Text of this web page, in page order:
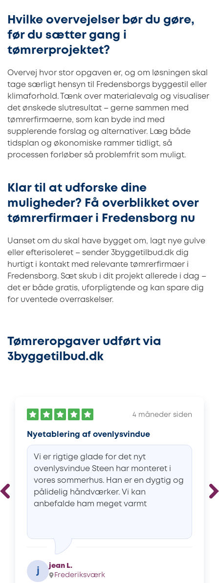
Hvilke overvejelser bør du gøre,
før du sætter gang i
tømrerprojektet?
Overvej hvor stor opgaven er, og om løsningen skal
tage særligt hensyn til Fredensborgs byggestil eller
klimaforhold. Tænk over materialevalg og visualiser
det ønskede slutresultat – gerne sammen med
tømrerfirmaerne, som kan byde ind med
supplerende forslag og alternativer. Læg både
tidsplan og økonomiske rammer tidligt, så
processen forløber så problemfrit som muligt.
Klar til at udforske dine
muligheder? Få overblikket over
tømrerfirmaer i Fredensborg nu
Uanset om du skal have bygget om, lagt nye gulve
eller efterisoleret – sender 3byggetilbud.dk dig
hurtigt i kontakt med relevante tømrerfirmaer i
Fredensborg. Sæt skub i dit projekt allerede i dag –
det er både gratis, uforpligtende og kan spare dig
for uventede overraskelser.
Tømreropgaver udført via
3byggetilbud.dk
4 måneder siden
Nyetablering af ovenlysvindue
Vi er rigtige glade for det nyt
ovenlysvindue Steen har monteret i
vores sommerhus. Han er en dygtig og
pålidelig håndværker. Vi kan
anbefalde ham meget varmt
j
jean L.
Frederiksværk